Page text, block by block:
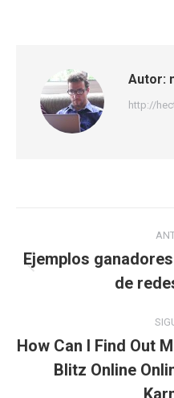
Autor:
http://
Navegación
entre
Ejemplos
de
How Can I Find Out
Blitz Online